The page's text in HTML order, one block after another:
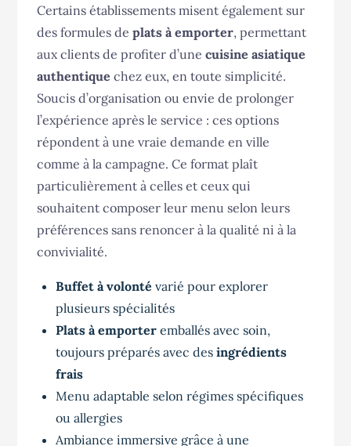
Certains établissements misent également sur
des formules deplats à emporter, permettant
aux clients de profiter d’unecuisine asiatique
authentique chez eux, en toute simplicité.
Soucis d’organisation ou envie de prolonger
l’expérience après le service : ces options
répondent à une vraie demande en ville
comme à la campagne. Ce format plaît
particulièrement à celles et ceux qui
souhaitent composer leur menu selon leurs
préférences sans renoncer à la qualité ni à la
convivialité.
Buffet à volonté varié pour explorer
plusieurs spécialités
Plats à emporter emballés avec soin,
toujours préparés avec desingrédients
frais
Menu adaptable selon régimes spécifiques
ou allergies
Ambiance immersive grâce à une